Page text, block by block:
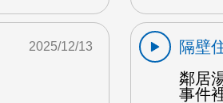
2025/12/13
隔壁
鄰居
事件